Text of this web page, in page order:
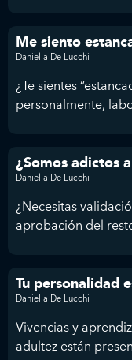
Me siento
Daniella De Lucchi
¿Te sientes
personalmente,
¿Somos adictos
Daniella De Lucchi
¿Necesitas
aprobación del
Tu personalidad
Daniella De Lucchi
Vivencias y
adultez están